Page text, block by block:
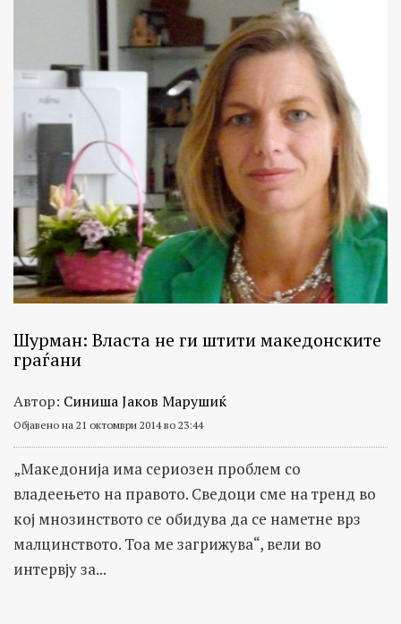
Шурман: Власта не ги штити македонските
граѓани
Автор: Синиша Јаков Марушиќ
Објавено на 21 октомври 2014 во 23:44
„Македонија има сериозен проблем со
владеењето на правото. Сведоци сме на тренд во
кој мнозинството се обидува да се наметне врз
малцинството. Тоа ме загрижува“, вели во
интервју за...